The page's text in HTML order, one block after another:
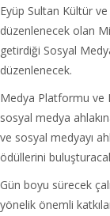
Eyüp Sultan Kültür
düzenlenecek olan
getirdiği Sosyal
düzenlenecek.
Medya Platformu ve
sosyal medya
ve sosyal medyayı
ödüllerini
Gün boyu sürecek
yönelik önemli